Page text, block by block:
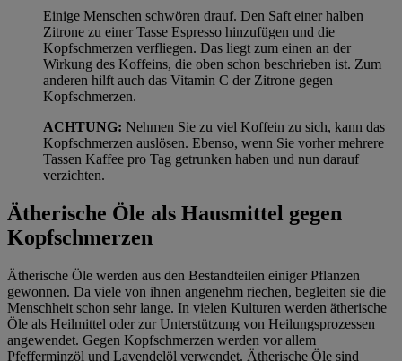
Einige Menschen schwören drauf. Den Saft einer halben
Zitrone zu einer Tasse Espresso hinzufügen und die
Kopfschmerzen verfliegen. Das liegt zum einen an der
Wirkung des Koffeins, die oben schon beschrieben ist. Zum
anderen hilft auch das Vitamin C der Zitrone gegen
Kopfschmerzen.
ACHTUNG: Nehmen Sie zu viel Koffein zu sich, kann das
Kopfschmerzen auslösen. Ebenso, wenn Sie vorher mehrere
Tassen Kaffee pro Tag getrunken haben und nun darauf
verzichten.
Ätherische Öle als Hausmittel gegen
Kopfschmerzen
Ätherische Öle werden aus den Bestandteilen einiger Pflanzen
gewonnen. Da viele von ihnen angenehm riechen, begleiten sie die
Menschheit schon sehr lange. In vielen Kulturen werden ätherische
Öle als Heilmittel oder zur Unterstützung von Heilungsprozessen
angewendet. Gegen Kopfschmerzen werden vor allem
Pfefferminzöl und Lavendelöl verwendet. Ätherische Öle sind